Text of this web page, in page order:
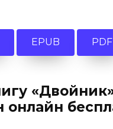
EPUB PDF
онлайн